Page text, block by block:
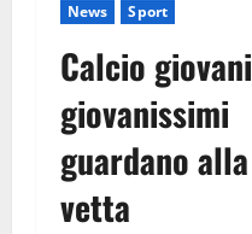
News Sport
Calcio
giovanissimi
guardano alla
vetta